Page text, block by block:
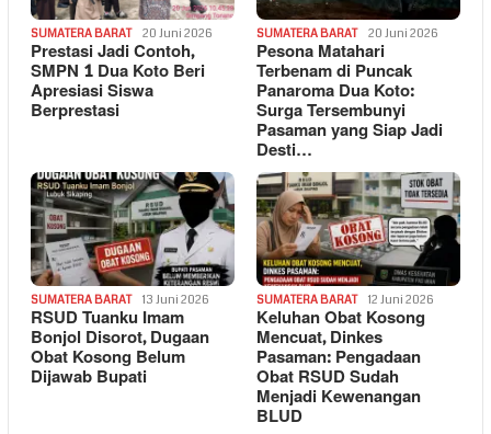
SUMATERA BARAT 20 Juni 2026
Prestasi Jadi Contoh,
SMPN 1 Dua Koto Beri
Apresiasi Siswa
Berprestasi
SUMATERA BARAT 20 Juni 2026
Pesona Matahari
Terbenam di Puncak
Panaroma Dua Koto:
Surga Tersembunyi
Pasaman yang Siap Jadi
Desti…
SUMATERA BARAT 13 Juni 2026
RSUD Tuanku Imam
Bonjol Disorot, Dugaan
Obat Kosong Belum
Dijawab Bupati
SUMATERA BARAT 12 Juni 2026
Keluhan Obat Kosong
Mencuat, Dinkes
Pasaman: Pengadaan
Obat RSUD Sudah
Menjadi Kewenangan
BLUD